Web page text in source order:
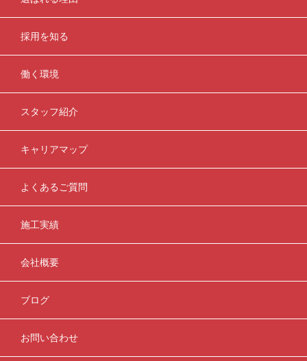
採用を知る
働く環境
スタッフ紹介
キャリアマップ
よくあるご質問
施工実績
会社概要
ブログ
お問い合わせ